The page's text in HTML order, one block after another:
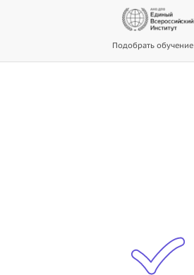
Подобрать обучение